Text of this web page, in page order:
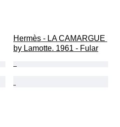
Hermès - LA CAMARGUE
by Lamotte. 1961 - Fular